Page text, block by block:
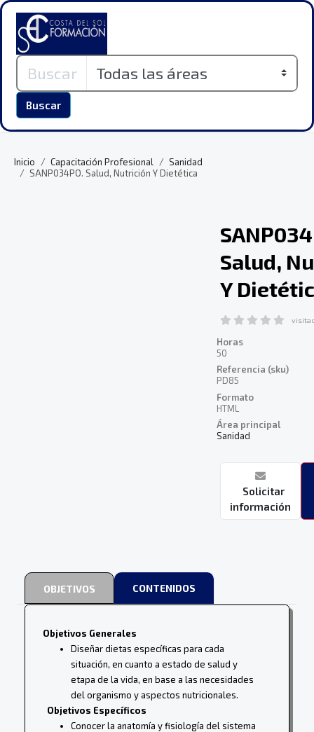
Buscar
Inicio Capacitación Profesional
Sanidad
SANP034PO. Salud, Nutrición Y Dietética
Salud,
Y
Horas
50
Referencia (sku)
PD85
Formato
HTML
Área principal
Sanidad
Solicitar
información
OBJETIVOS CONTENIDOS
Objetivos Generales
Diseñar dietas específicas para cada
situación, en cuanto a estado de salud y
etapa de la vida, en base a las necesidades
del organismo y aspectos nutricionales.
Objetivos Específicos
Conocer la anatomía y fisiología del sistema